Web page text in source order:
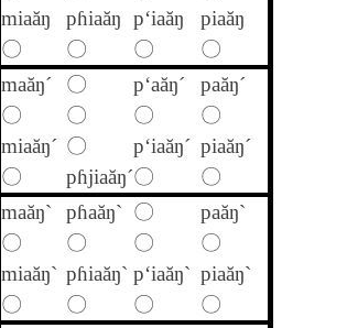
miaăŋ pɦiaăŋ p‘iaăŋ
piaăŋ
〇 〇 〇
〇
maăŋ´ 〇 p‘aăŋ´
paăŋ´
〇 〇 〇
〇
miaăŋ´ 〇 p‘iaăŋ´ piaăŋ´
〇 pɦjiaăŋ´〇
〇
maăŋ` pɦaăŋ` 〇
paăŋ`
〇 〇 〇
〇
miaăŋ` pɦiaăŋ` p‘iaăŋ` piaăŋ`
〇 〇 〇 〇